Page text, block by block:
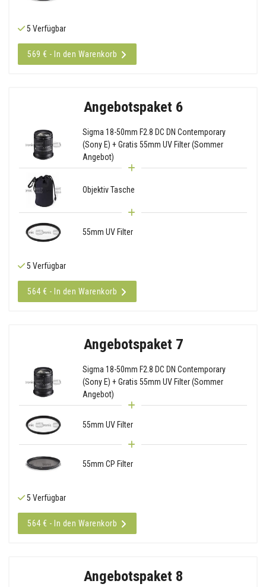
5 Verfügbar
569 € - In den Warenkorb
Angebotspaket 6
Sigma 18-50mm F2.8 DC DN Contemporary
(Sony E) + Gratis 55mm UV Filter (Sommer
Angebot)
Objektiv Tasche
55mm UV Filter
5 Verfügbar
564 € - In den Warenkorb
Angebotspaket 7
Sigma 18-50mm F2.8 DC DN Contemporary
(Sony E) + Gratis 55mm UV Filter (Sommer
Angebot)
55mm UV Filter
55mm CP Filter
5 Verfügbar
564 € - In den Warenkorb
Angebotspaket 8